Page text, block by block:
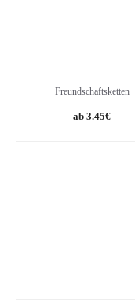
Freundschaftsketten
3.45€